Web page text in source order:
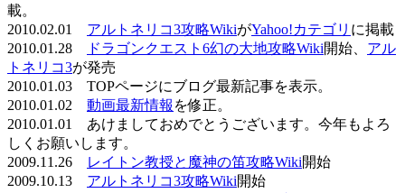
載。
2010.02.01 アルトネリコ3攻略WikiがYahoo!カテゴリ に掲載
2010.01.28
ドラゴンクエスト6幻の大地攻略Wiki開始、 アル
トネリコ3が発売
2010.01.03 TOPページにブログ最新記事を表示。
2010.01.02 動画最新情報 を修正。
2010.01.01 あけましておめでとうございます。今年もよろ
しくお願いします。
2009.11.26
レイトン教授と魔神の笛攻略Wiki開始
2009.10.13 アルトネリコ3攻略Wiki開始